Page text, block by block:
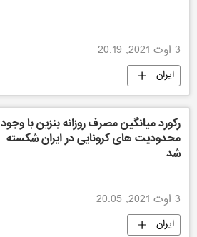
3 اوت 2021, 20:19
ایران
رکورد میانگین مصرف روزانه بنزین با وجود
محدودیت های کرونایی در ایران شکسته
شد
3 اوت 2021, 20:05
ایران